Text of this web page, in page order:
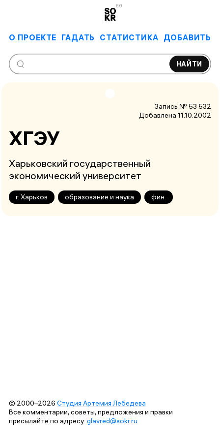
6.0
О ПРОЕКТЕ ГАДАТЬ СТАТИСТИКА ДОБАВИТЬ
НАЙТИ
Запись № 53 532
Добавлена 11.10.2002
ХГЭУ
Харьковский государственный
экономический университет
г. Харьков образование и наука фин.
© 2000–2026 Студия Артемия Лебедева
Все комментарии, советы, предложения и правки
присылайте по адресу: glavred@sokr.ru